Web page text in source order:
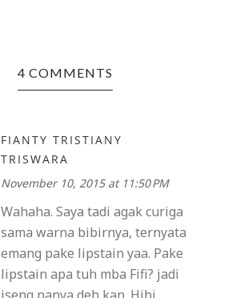
4 COMMENTS
FIANTY TRISTIANY
TRISWARA
November 10, 2015 at 11:50 PM
Wahaha. Saya tadi agak curiga
sama warna bibirnya, ternyata
emang pake lipstain yaa. Pake
lipstain apa tuh mba Fifi? jadi